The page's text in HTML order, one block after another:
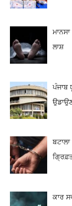
ਲਾਸ਼
ਪੰਜਾਬ
ਕਾਰ